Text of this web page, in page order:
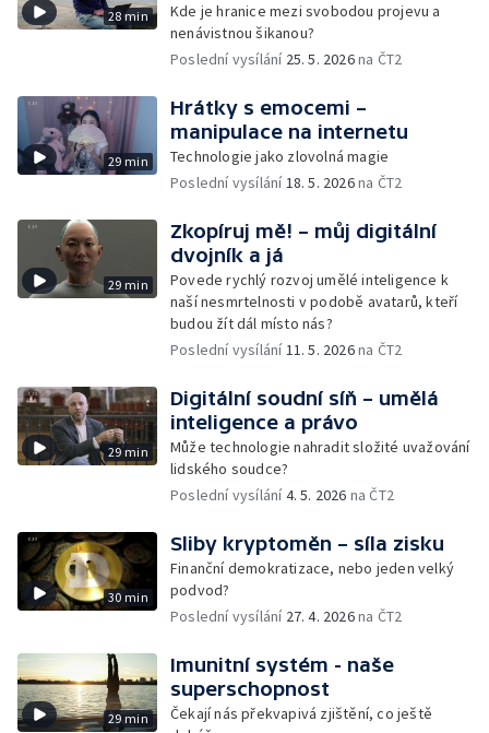
28 min
Kde je hranice mezi svobodou projevu a
nenávistnou šikanou?
Poslední vysílání 25. 5. 2026na ČT2
29 min
Hrátky s emocemi –
manipulace na internetu
Technologie jako zlovolná magie
Poslední vysílání18. 5. 2026na ČT2
29 min
Zkopíruj mě! – můj digitální
dvojník a já
Povede rychlý rozvoj umělé inteligence k
naší nesmrtelnosti v podobě avatarů, kteří
budou žít dál místo nás?
Poslední vysílání11. 5. 2026na ČT2
29 min
Digitální soudní síň – umělá
inteligence a právo
Může technologie nahradit složité uvažování
lidského soudce?
Poslední vysílání4. 5. 2026 na ČT2
30 min
Sliby kryptoměn – síla zisku
Finanční demokratizace, nebo jeden velký
podvod?
Poslední vysílání 27. 4. 2026na ČT2
29 min
Imunitní systém - naše
superschopnost
Čekají nás překvapivá zjištění, co ještě